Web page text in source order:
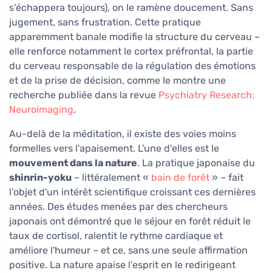
s'échappera toujours), on le ramène doucement. Sans
jugement, sans frustration. Cette pratique
apparemment banale modifie la structure du cerveau –
elle renforce notamment le cortex préfrontal, la partie
du cerveau responsable de la régulation des émotions
et de la prise de décision, comme le montre une
recherche publiée dans la revue Psychiatry Research:
Neuroimaging.
Au-delà de la méditation, il existe des voies moins
formelles vers l'apaisement. L'une d'elles est le
mouvement dans la nature. La pratique japonaise du
shinrin-yoku – littéralement « bain de forêt » – fait
l'objet d'un intérêt scientifique croissant ces dernières
années. Des études menées par des chercheurs
japonais ont démontré que le séjour en forêt réduit le
taux de cortisol, ralentit le rythme cardiaque et
améliore l'humeur – et ce, sans une seule affirmation
positive. La nature apaise l'esprit en le redirigeant